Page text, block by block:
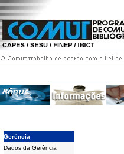
Gerência
Dados da Gerência